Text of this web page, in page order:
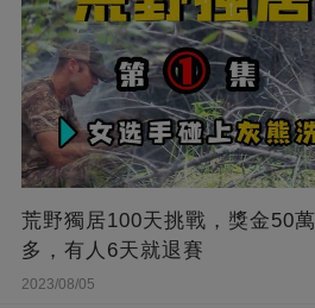
荒野獨居100天挑戰，獎金50
多，有人6天就退賽
2023/08/05